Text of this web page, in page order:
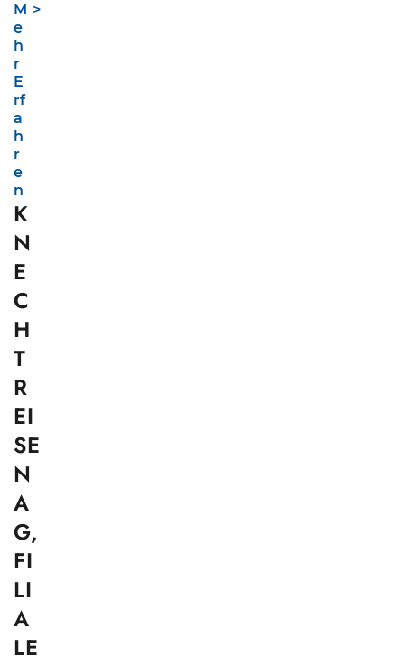
M
e
h
r
E
rf
a
h
r
e
n
K
N
E
C
H
T
R
EI
SE
N
A
G,
FI
LI
A
LE